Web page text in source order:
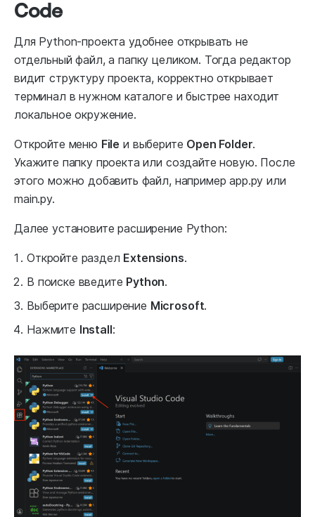
Code
Для Python-проекта удобнее открывать не
отдельный файл, а папку целиком. Тогда редактор
видит структуру проекта, корректно открывает
терминал в нужном каталоге и быстрее находит
локальное окружение.
Откройте меню File и выберите Open Folder.
Укажите папку проекта или создайте новую. После
этого можно добавить файл, например app.py или
main.py.
Далее установите расширение Python:
Откройте раздел Extensions.
В поиске введите Python.
Выберите расширение Microsoft.
Нажмите Install: